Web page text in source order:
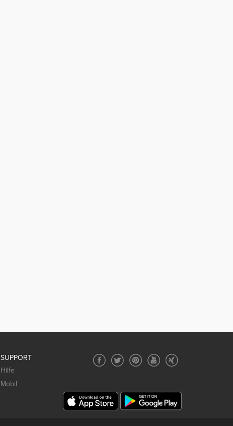
SUPPORT
Hilfe
Mobil